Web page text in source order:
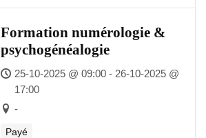
Formation numérologie &
psychogénéalogie
25-10-2025 @ 09:00 - 26-10-2025 @
17:00
-
Payé